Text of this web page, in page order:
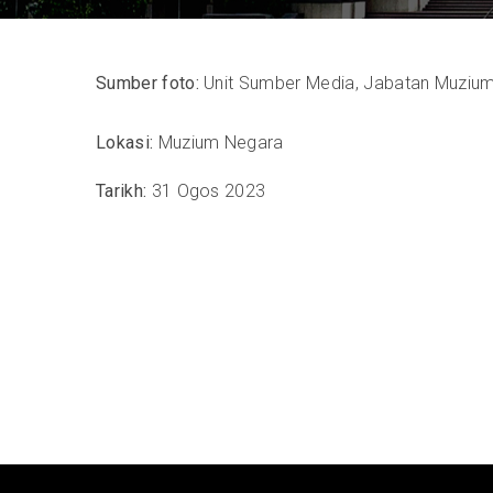
Sumber foto: Unit Sumber Media, Jabatan
Lokasi: Muzium Negara
Tarikh: 31 Ogos 2023